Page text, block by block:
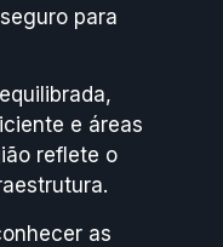
para
e áreas
reflete o
as